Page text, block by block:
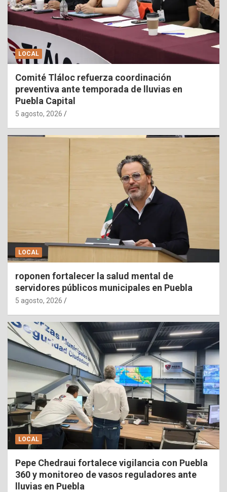
LOCAL
Comité Tláloc refuerza coordinación
preventiva ante temporada de lluvias en
Puebla Capital
5 agosto, 2026
LOCAL
roponen fortalecer la salud mental de
servidores públicos municipales en Puebla
5 agosto, 2026
LOCAL
Pepe Chedraui fortalece vigilancia con Puebla
360 y monitoreo de vasos reguladores ante
lluvias en Puebla